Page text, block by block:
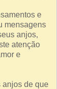
e
mensagens
anjos,
atenção
e
anjos de que